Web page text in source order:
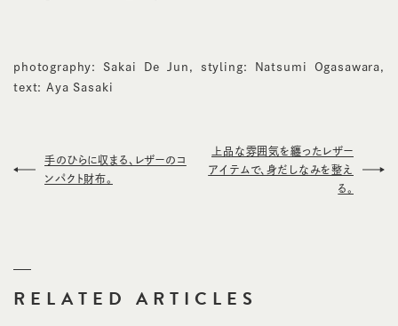
photography: Sakai De Jun, styling: Natsumi Ogasawara,
text: Aya Sasaki
手のひらに収まる、レザーのコ
ンパクト財布。
上品な雰囲気を纏ったレザー
アイテムで、身だしなみを整え
る。
RELATED ARTICLES